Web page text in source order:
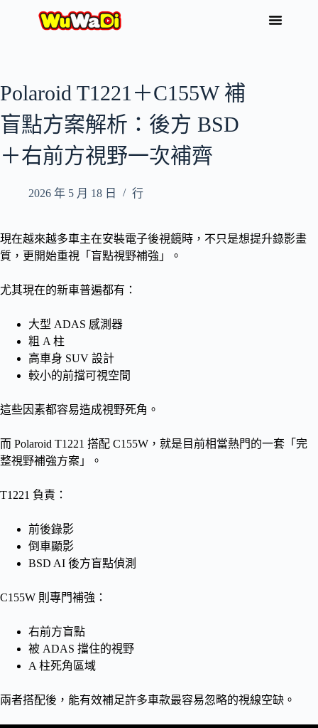
Polaroid T1221＋C155W 補
盲點方案解析：後方 BSD
＋右前方視野一次補齊
2026 年 5 月 18 日 行
現在越來越多車主在安裝電子後視鏡時，不只是想提升錄影畫
質，更開始重視「盲點視野補強」。
尤其現在的新車普遍都有：
大型 ADAS 感測器
粗 A 柱
高車身 SUV 設計
較小的前擋可視空間
這些因素都容易造成視野死角。
而 Polaroid T1221 搭配 C155W，就是目前相當熱門的一套「完
整視野補強方案」。
T1221 負責：
前後錄影
倒車顯影
BSD AI 後方盲點偵測
C155W 則專門補強：
右前方盲點
被 ADAS 擋住的視野
A 柱死角區域
兩者搭配後，能有效補足許多車款最容易忽略的視線空缺。